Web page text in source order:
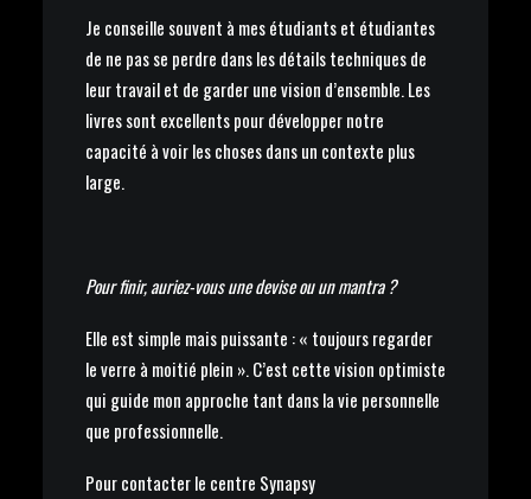
Je conseille souvent à mes étudiants et étudiantes
de ne pas se perdre dans les détails techniques de
leur travail et de garder une vision d’ensemble. Les
livres sont excellents pour développer notre
capacité à voir les choses dans un contexte plus
large.
Pour finir, auriez-vous une devise ou un mantra ?
Elle est simple mais puissante : « toujours regarder
le verre à moitié plein ». C’est cette vision optimiste
qui guide mon approche tant dans la vie personnelle
que professionnelle.
Pour contacter le centre Synapsy